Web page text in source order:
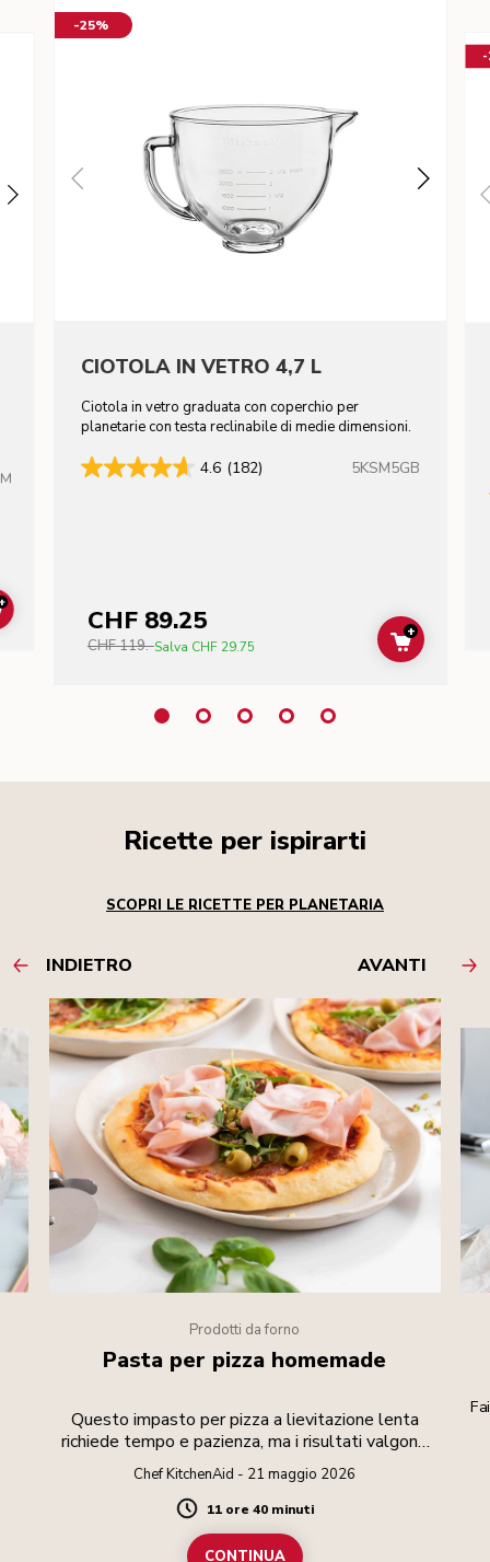
ADD TO CART
-25%
CIOTOLA IN VETRO 4,7 L
Ciotola in vetro graduata con coperchio per
planetarie con testa reclinabile di medie dimensioni.
4.6 (182) 5KSM5GB
CHF 89.25
CHF 119.-Salva CHF 29.75 ADD TO
+
-
Ricette per ispirarti
SCOPRI LE RICETTE PER PLANETARIA
INDIETRO AVANTI
Prodotti da forno
Pasta per pizza homemade
Questo impasto per pizza a lievitazione lenta
richiede tempo e pazienza, ma i risultati valgono
lo sforzo.
Chef KitchenAid - 21 maggio 2026
Duration
11 ore 40 minuti
CONTINUA